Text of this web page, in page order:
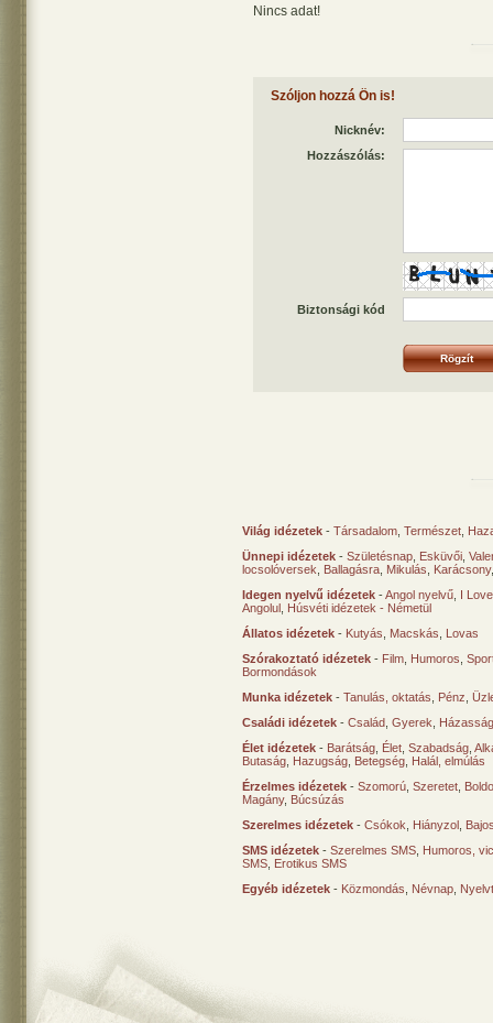
Nincs adat!
Szóljon hozzá Ön is!
Nicknév:
Hozzászólás:
Biztonsági kód
Világ idézetek - Társadalom Természet
Ünnepi idézetek - Születésnap Esküvői
locsolóversek
Ballagásra Mikulás Karácsony
Idegen nyelvű idézetek -Angol nyelvű I
Angolul Húsvéti idézetek - Németül
Állatos idézetek - Kutyás Macskás
Lovas
Szórakoztató idézetek - Film Humoros
Bormondások
Munka idézetek - Tanulás, oktatás Pénz
Családi idézetek - Család Gyerek
Élet idézetek - Barátság Élet Szabadság
Butaság Hazugság Betegség Halál, elmúlás
Érzelmes idézetek - Szomorú Szeretet
Magány, Búcsúzás
Szerelmes idézetek - Csókok Hiányzol
SMS idézetek - Szerelmes SMS Humoros,
SMS Erotikus SMS
Egyéb idézetek - Közmondás Névnap